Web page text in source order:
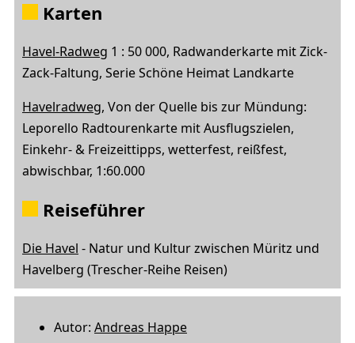
Karten
Havel-Radweg 1 : 50 000, Radwanderkarte mit Zick-
Zack-Faltung, Serie Schöne Heimat Landkarte
Havelradweg, Von der Quelle bis zur Mündung:
Leporello Radtourenkarte mit Ausflugszielen,
Einkehr- & Freizeittipps, wetterfest, reißfest,
abwischbar, 1:60.000
Reiseführer
Die Havel - Natur und Kultur zwischen Müritz und
Havelberg (Trescher-Reihe Reisen)
Autor: Andreas Happe